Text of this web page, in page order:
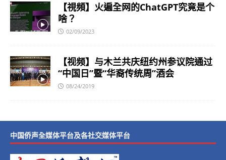
【視頻】火遍全网的ChatGPT究竟是个
啥？
02/09/2023
【视频】与木兰共庆纽约州参议院通过
“中国日”暨“华裔传统周”酒会
08/24/2019
中国侨声全媒体平台及各社交媒体平台